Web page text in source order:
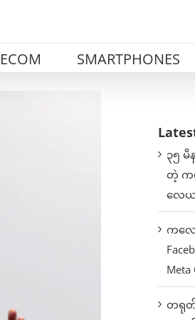
SMARTPHONES
၃၅ မိ
တဲ့ က
လေယ
ကလေ
တရုတ်